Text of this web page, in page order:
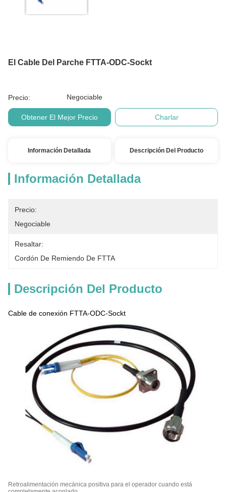
El Cable Del Parche FTTA-ODC-Sockt
Precio: Negociable
Obtener El Mejor Precio Charlar
Información Detallada Descripción Del Producto
Información Detallada
Precio:
Negociable
Resaltar:
Cordón De Remiendo De FTTA
Descripción Del Producto
Cable de conexión FTTA-ODC-Sockt
Retroalimentación mecánica positiva para el operador cuando está